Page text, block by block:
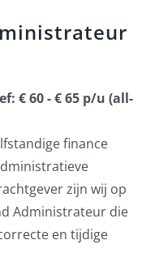
€ 60 - € 65 p/u (all-
finance
zijn wij op
Administrateur die
en tijdige